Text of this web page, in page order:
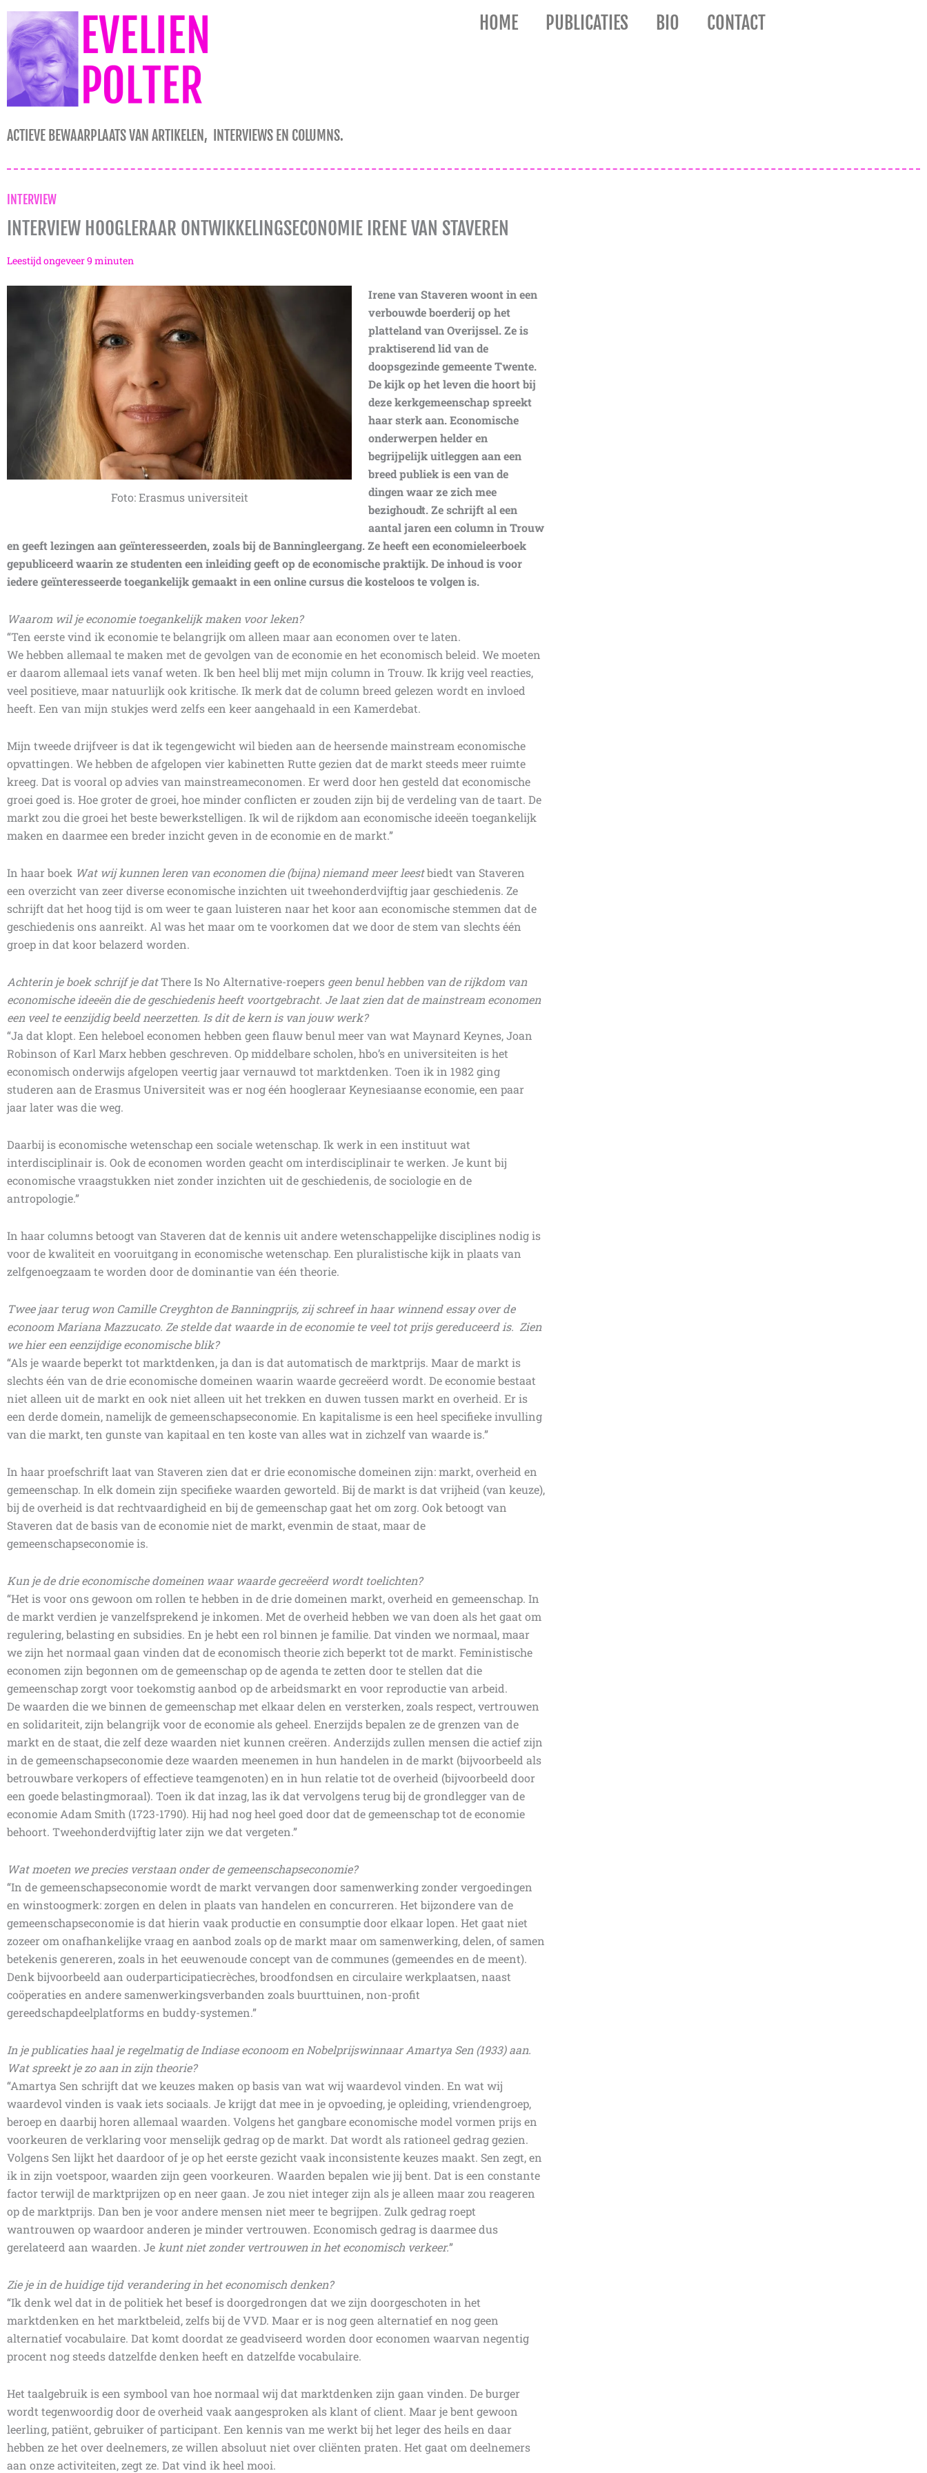
Ga
naar
de
inhoud
HOME PUBLICATIES BIO CONTACT
ACTIEVE BEWAARPLAATS VAN ARTIKELEN, INTERVIEWS EN COLUMNS.
INTERVIEW
INTERVIEW HOOGLERAAR ONTWIKKELINGSECONOMIE IRENE VAN STAVEREN
Leestijd ongeveer9 minuten
Foto: Erasmus universiteit
Irene van Staveren woont in een
verbouwde boerderij op het
platteland van Overijssel. Ze is
praktiserend lid van de
doopsgezinde gemeente Twente.
De kijk op het leven die hoort bij
deze kerkgemeenschap spreekt
haar sterk aan. Economische
onderwerpen helder en
begrijpelijk uitleggen aan een
breed publiek is een van de
dingen waar ze zich mee
bezighoudt. Ze schrijft al een
aantal jaren een column in Trouw
en geeft lezingen aan geïnteresseerden, zoals bij de Banningleergang. Ze heeft een economieleerboek
gepubliceerd waarin ze studenten een inleiding geeft op de economische praktijk. De inhoud is voor
iedere geïnteresseerde toegankelijk gemaakt in een online cursus die kosteloos te volgen is.
Waarom wil je economie toegankelijk maken voor leken?
“Ten eerste vind ik economie te belangrijk om alleen maar aan economen over te laten.
We hebben allemaal te maken met de gevolgen van de economie en het economisch beleid. We moeten
er daarom allemaal iets vanaf weten. Ik ben heel blij met mijn column in Trouw. Ik krijg veel reacties,
veel positieve, maar natuurlijk ook kritische. Ik merk dat de column breed gelezen wordt en invloed
heeft. Een van mijn stukjes werd zelfs een keer aangehaald in een Kamerdebat.
Mijn tweede drijfveer is dat ik tegengewicht wil bieden aan de heersende mainstream economische
opvattingen. We hebben de afgelopen vier kabinetten Rutte gezien dat de markt steeds meer ruimte
kreeg. Dat is vooral op advies van mainstreameconomen. Er werd door hen gesteld dat economische
groei goed is. Hoe groter de groei, hoe minder conflicten er zouden zijn bij de verdeling van de taart. De
markt zou die groei het beste bewerkstelligen. Ik wil de rijkdom aan economische ideeën toegankelijk
maken en daarmee een breder inzicht geven in de economie en de markt.”
In haar boek Wat wij kunnen leren van economen die (bijna) niemand meer leestbiedt van Staveren
een overzicht van zeer diverse economische inzichten uit tweehonderdvijftig jaar geschiedenis. Ze
schrijft dat het hoog tijd is om weer te gaan luisteren naar het koor aan economische stemmen dat de
geschiedenis ons aanreikt. Al was het maar om te voorkomen dat we door de stem van slechts één
groep in dat koor belazerd worden.
Achterin je boek schrijf je datThere Is No Alternative-roepers geen benul hebben van de rijkdom van
economische ideeën die de geschiedenis heeft voortgebracht. Je laat zien dat de mainstream economen
een veel te eenzijdig beeld neerzetten. Is dit de kern is van jouw werk?
“Ja dat klopt. Een heleboel economen hebben geen flauw benul meer van wat Maynard Keynes, Joan
Robinson of Karl Marx hebben geschreven. Op middelbare scholen, hbo’s en universiteiten is het
economisch onderwijs afgelopen veertig jaar vernauwd tot marktdenken. Toen ik in 1982 ging
studeren aan de Erasmus Universiteit was er nog één hoogleraar Keynesiaanse economie, een paar
jaar later was die weg.
Daarbij is economische wetenschap een sociale wetenschap. Ik werk in een instituut wat
interdisciplinair is. Ook de economen worden geacht om interdisciplinair te werken. Je kunt bij
economische vraagstukken niet zonder inzichten uit de geschiedenis, de sociologie en de
antropologie.”
In haar columns betoogt van Staveren dat de kennis uit andere wetenschappelijke disciplines nodig is
voor de kwaliteit en vooruitgang in economische wetenschap. Een pluralistische kijk in plaats van
zelfgenoegzaam te worden door de dominantie van één theorie.
Twee jaar terug won Camille Creyghton de Banningprijs, zij schreef in haar winnend essay over de
econoom Mariana Mazzucato. Ze stelde dat waarde in de economie te veel tot prijs gereduceerd is. Zien
we hier een eenzijdige economische blik?
“Als je waarde beperkt tot marktdenken, ja dan is dat automatisch de marktprijs. Maar de markt is
slechts één van de drie economische domeinen waarin waarde gecreëerd wordt. De economie bestaat
niet alleen uit de markt en ook niet alleen uit het trekken en duwen tussen markt en overheid. Er is
een derde domein, namelijk de gemeenschapseconomie. En kapitalisme is een heel specifieke invulling
van die markt, ten gunste van kapitaal en ten koste van alles wat in zichzelf van waarde is.”
In haar proefschrift laat van Staveren zien dat er drie economische domeinen zijn: markt, overheid en
gemeenschap. In elk domein zijn specifieke waarden geworteld. Bij de markt is dat vrijheid (van keuze),
bij de overheid is dat rechtvaardigheid en bij de gemeenschap gaat het om zorg. Ook betoogt van
Staveren dat de basis van de economie niet de markt, evenmin de staat, maar de
gemeenschapseconomie is.
Kun je de drie economische domeinen waar waarde gecreëerd wordt toelichten?
“Het is voor ons gewoon om rollen te hebben in de drie domeinen markt, overheid en gemeenschap. In
de markt verdien je vanzelfsprekend je inkomen. Met de overheid hebben we van doen als het gaat om
regulering, belasting en subsidies. En je hebt een rol binnen je familie. Dat vinden we normaal, maar
we zijn het normaal gaan vinden dat de economisch theorie zich beperkt tot de markt. Feministische
economen zijn begonnen om de gemeenschap op de agenda te zetten door te stellen dat die
gemeenschap zorgt voor toekomstig aanbod op de arbeidsmarkt en voor reproductie van arbeid.
De waarden die we binnen de gemeenschap met elkaar delen en versterken, zoals respect, vertrouwen
en solidariteit, zijn belangrijk voor de economie als geheel. Enerzijds bepalen ze de grenzen van de
markt en de staat, die zelf deze waarden niet kunnen creëren. Anderzijds zullen mensen die actief zijn
in de gemeenschapseconomie deze waarden meenemen in hun handelen in de markt (bijvoorbeeld als
betrouwbare verkopers of effectieve teamgenoten) en in hun relatie tot de overheid (bijvoorbeeld door
een goede belastingmoraal). Toen ik dat inzag, las ik dat vervolgens terug bij de grondlegger van de
economie Adam Smith (1723-1790). Hij had nog heel goed door dat de gemeenschap tot de economie
behoort. Tweehonderdvijftig later zijn we dat vergeten.”
Wat moeten we precies verstaan onder de gemeenschapseconomie?
“In de gemeenschapseconomie wordt de markt vervangen door samenwerking zonder vergoedingen
en winstoogmerk: zorgen en delen in plaats van handelen en concurreren. Het bijzondere van de
gemeenschapseconomie is dat hierin vaak productie en consumptie door elkaar lopen. Het gaat niet
zozeer om onafhankelijke vraag en aanbod zoals op de markt maar om samenwerking, delen, of samen
betekenis genereren, zoals in het eeuwenoude concept van de communes (gemeendes en de meent).
Denk bijvoorbeeld aan ouderparticipatiecrèches, broodfondsen en circulaire werkplaatsen, naast
coöperaties en andere samenwerkingsverbanden zoals buurttuinen, non-profit
gereedschapdeelplatforms en buddy-systemen.”
In je publicaties haal je regelmatig de Indiase econoom en Nobelprijswinnaar Amartya Sen (1933) aan.
Wat spreekt je zo aan in zijn theorie?
“Amartya Sen schrijft dat we keuzes maken op basis van wat wij waardevol vinden. En wat wij
waardevol vinden is vaak iets sociaals. Je krijgt dat mee in je opvoeding, je opleiding, vriendengroep,
beroep en daarbij horen allemaal waarden. Volgens het gangbare economische model vormen prijs en
voorkeuren de verklaring voor menselijk gedrag op de markt. Dat wordt als rationeel gedrag gezien.
Volgens Sen lijkt het daardoor of je op het eerste gezicht vaak inconsistente keuzes maakt. Sen zegt, en
ik in zijn voetspoor, waarden zijn geen voorkeuren. Waarden bepalen wie jij bent. Dat is een constante
factor terwijl de marktprijzen op en neer gaan. Je zou niet integer zijn als je alleen maar zou reageren
op de marktprijs. Dan ben je voor andere mensen niet meer te begrijpen. Zulk gedrag roept
wantrouwen op waardoor anderen je minder vertrouwen. Economisch gedrag is daarmee dus
gerelateerd aan waarden. Je kunt niet zonder vertrouwen in het economisch verkeer.”
Zie je in de huidige tijd verandering in het economisch denken?
“Ik denk wel dat in de politiek het besef is doorgedrongen dat we zijn doorgeschoten in het
marktdenken en het marktbeleid, zelfs bij de VVD. Maar er is nog geen alternatief en nog geen
alternatief vocabulaire. Dat komt doordat ze geadviseerd worden door economen waarvan negentig
procent nog steeds datzelfde denken heeft en datzelfde vocabulaire.
Het taalgebruik is een symbool van hoe normaal wij dat marktdenken zijn gaan vinden. De burger
wordt tegenwoordig door de overheid vaak aangesproken als klant of client. Maar je bent gewoon
leerling, patiënt, gebruiker of participant. Een kennis van me werkt bij het leger des heils en daar
hebben ze het over deelnemers, ze willen absoluut niet over cliënten praten. Het gaat om deelnemers
aan onze activiteiten, zegt ze. Dat vind ik heel mooi.